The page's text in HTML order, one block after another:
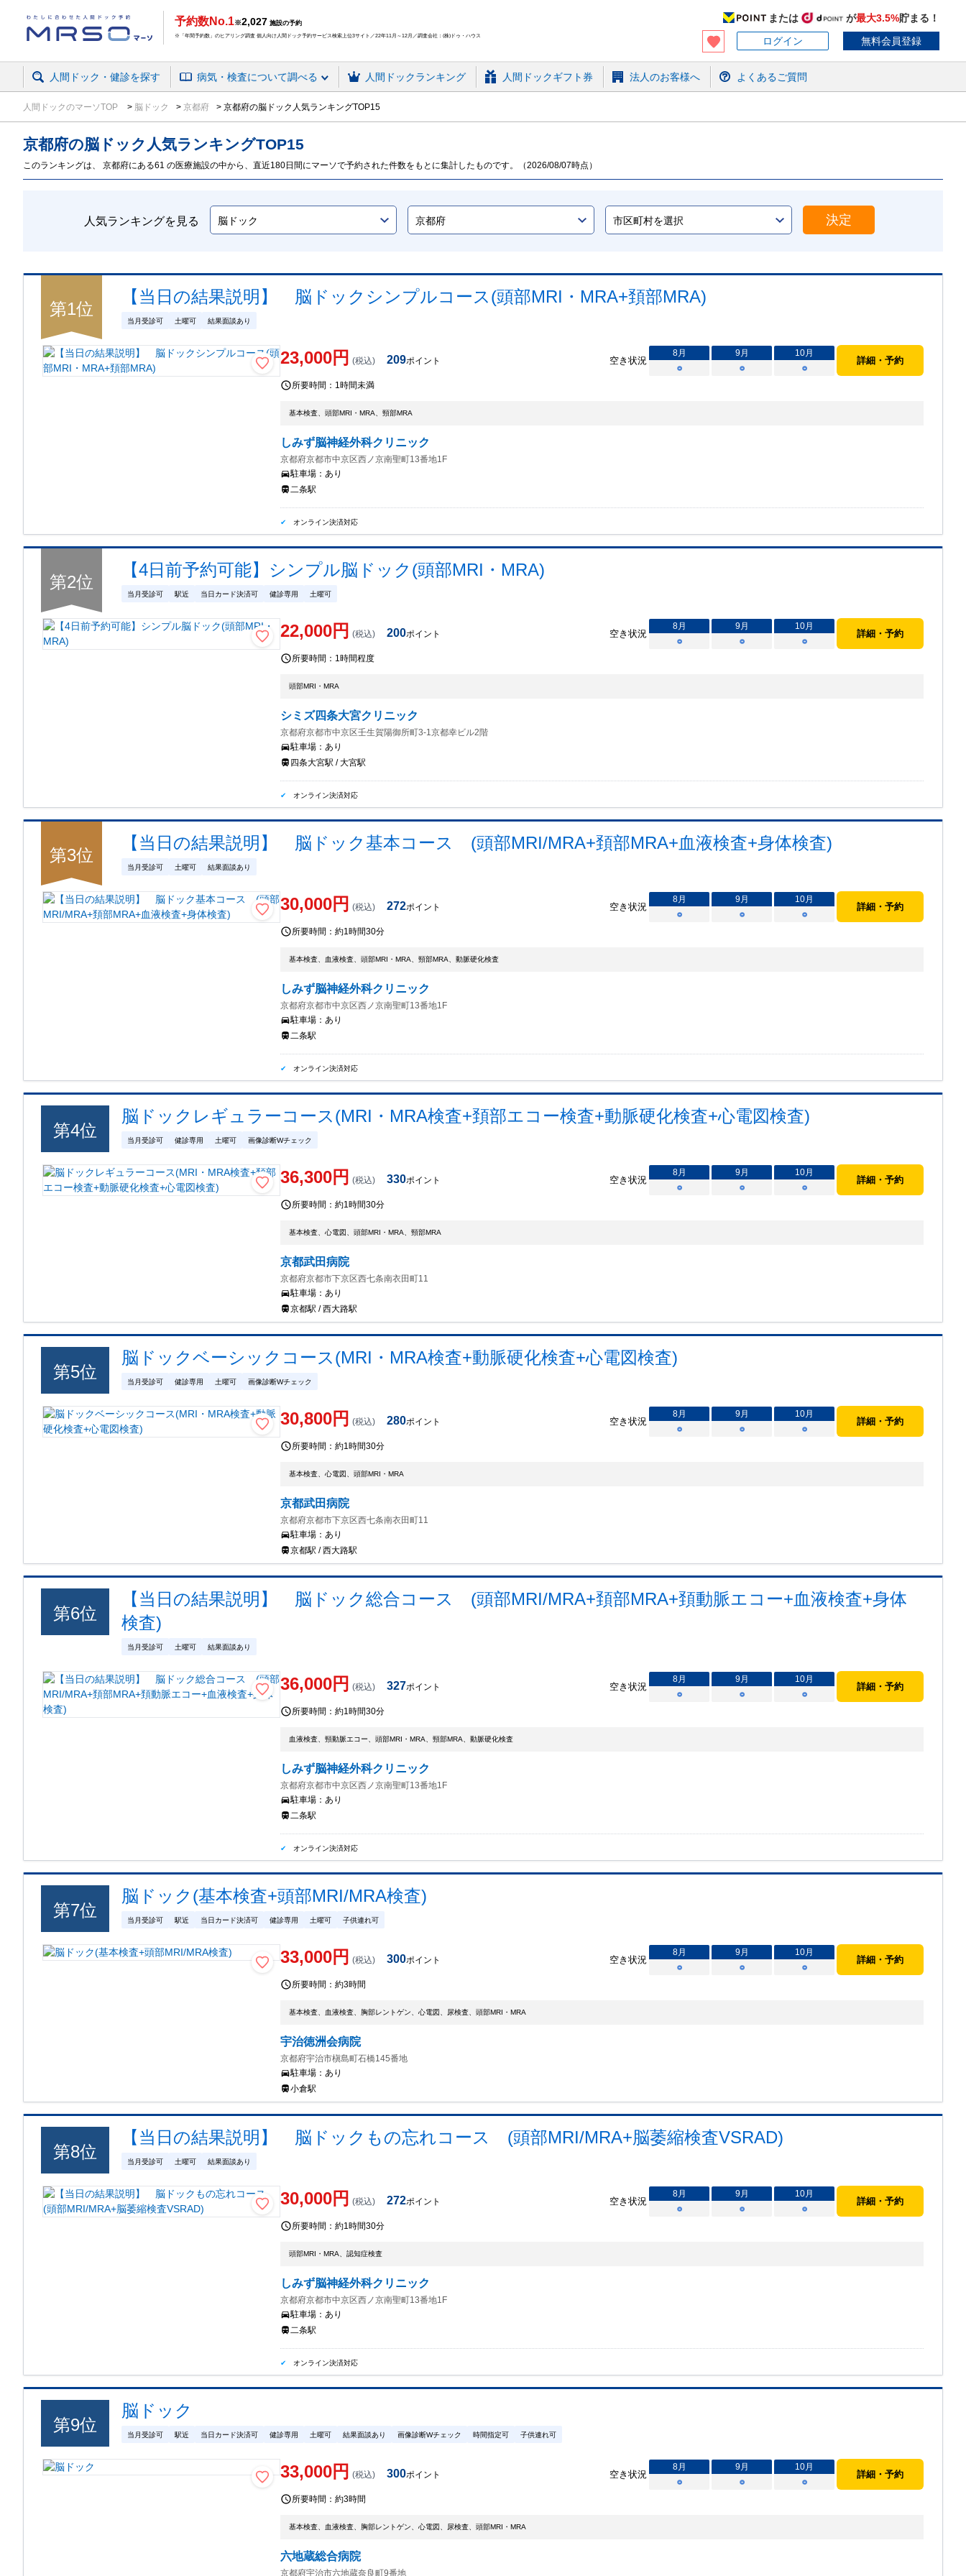
予約数No.1※2,027 施設の予約
※「年間予約数」のヒアリング調査 個人向け人間ドック予約サービス検索上位3サイト／22年11月～12月／調査会社：(株)ドゥ・ハウス
または が最大3.5%貯まる！
ログイン
無料会員登録
人間ドック・健診を探す 病気・検査について調べる 人間ドックランキング 人間ドックギフト券 法人のお客様へ よくあるご質問
人間ドックのマーソTOP 脳ドック 京都府 京都府の脳ドック人気ランキングTOP15
京都府の脳ドック 人気ランキングTOP15
このランキングは、 京都府にある61 の医療施設の中から、直近180日間にマーソで予約された件数をもとに集計したものです。（2026/08/07時点）
人気ランキングを見る 決定
第1位
【当日の結果説明】 脳ドックシンプルコース(頭部MRI・MRA+頚部MRA)
当月受診可 土曜可 結果面談あり
23,000円 (税込) 209ポイント 空き状況
8月 9月 10月
○
○ ○
詳細・予約
所要時間： 1時間未満
基本検査、頭部MRI・MRA、頸部MRA
しみず脳神経外科クリニック
京都府京都市中京区西ノ京南聖町13番地1F
駐車場：あり
二条駅
オンライン決済対応
第2位
【4日前予約可能】シンプル脳ドック(頭部MRI・MRA)
当月受診可 駅近 当日カード決済可 健診専用 土曜可
22,000円 (税込) 200ポイント 空き状況
8月 9月 10月
○
○ ○
詳細・予約
所要時間： 1時間程度
頭部MRI・MRA
シミズ四条大宮クリニック
京都府京都市中京区壬生賀陽御所町3-1京都幸ビル2階
駐車場：あり
四条大宮駅 / 大宮駅
オンライン決済対応
第3位
【当日の結果説明】 脳ドック基本コース (頭部MRI/MRA+頚部MRA+血液検査+身体検査)
当月受診可 土曜可 結果面談あり
30,000円 (税込) 272ポイント 空き状況
8月 9月 10月
○
○ ○
詳細・予約
所要時間：約1時間30分
基本検査、血液検査、頭部MRI・MRA、頸部MRA、動脈硬化検査
しみず脳神経外科クリニック
京都府京都市中京区西ノ京南聖町13番地1F
駐車場：あり
二条駅
オンライン決済対応
第4位
脳ドックレギュラーコース(MRI・MRA検査+頚部エコー検査+動脈硬化検査+心電図検査)
当月受診可 健診専用 土曜可 画像診断Wチェック
36,300円 (税込) 330ポイント 空き状況
8月 9月 10月
○
○ ○
詳細・予約
所要時間：約1時間30分
基本検査、心電図、頭部MRI・MRA、頸部MRA
京都武田病院
京都府京都市下京区西七条南衣田町11
駐車場：あり
京都駅 / 西大路駅
第5位
脳ドックベーシックコース(MRI・MRA検査+動脈硬化検査+心電図検査)
当月受診可 健診専用 土曜可 画像診断Wチェック
30,800円 (税込) 280ポイント 空き状況
8月 9月 10月
○
○ ○
詳細・予約
所要時間：約1時間30分
基本検査、心電図、頭部MRI・MRA
京都武田病院
京都府京都市下京区西七条南衣田町11
駐車場：あり
京都駅 / 西大路駅
第6位
【当日の結果説明】 脳ドック総合コース (頭部MRI/MRA+頚部MRA+頚動脈エコー+血液検査+身体
検査)
当月受診可 土曜可 結果面談あり
36,000円 (税込) 327ポイント 空き状況
8月 9月 10月
○
○ ○
詳細・予約
所要時間：約1時間30分
血液検査、頸動脈エコー、頭部MRI・MRA、頸部MRA、動脈硬化検査
しみず脳神経外科クリニック
京都府京都市中京区西ノ京南聖町13番地1F
駐車場：あり
二条駅
オンライン決済対応
第7位
脳ドック(基本検査+頭部MRI/MRA検査)
当月受診可 駅近 当日カード決済可 健診専用 土曜可 子供連れ可
33,000円 (税込) 300ポイント 空き状況
8月 9月 10月
○
○ ○
詳細・予約
所要時間：約3時間
基本検査、血液検査、胸部レントゲン、心電図、尿検査、頭部MRI・MRA
宇治徳洲会病院
京都府宇治市槇島町石橋145番地
駐車場：あり
小倉駅
第8位
【当日の結果説明】 脳ドックもの忘れコース (頭部MRI/MRA+脳萎縮検査VSRAD)
当月受診可 土曜可 結果面談あり
30,000円 (税込) 272ポイント 空き状況
8月 9月 10月
○
○ ○
詳細・予約
所要時間：約1時間30分
頭部MRI・MRA、認知症検査
しみず脳神経外科クリニック
京都府京都市中京区西ノ京南聖町13番地1F
駐車場：あり
二条駅
オンライン決済対応
第9位
脳ドック
当月受診可 駅近 当日カード決済可 健診専用 土曜可 結果面談あり 画像診断Wチェック 時間指定可 子供連れ可
33,000円 (税込) 300ポイント 空き状況
8月 9月 10月
○
○ ○
詳細・予約
所要時間：約3時間
基本検査、血液検査、胸部レントゲン、心電図、尿検査、頭部MRI・MRA
六地蔵総合病院
京都府宇治市六地蔵奈良町9番地